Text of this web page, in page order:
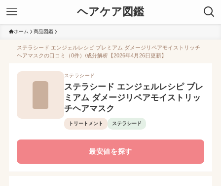
ヘアケア図鑑
ホーム 商品図鑑
ステラシード エンジェルレシピ プレミアム ダメージリペアモイストリッチ
ヘアマスクの口コミ（0件）/成分解析【2026年4月26日更新】
ステラシード
ステラシード エンジェルレシピ プレ
ミアム ダメージリペアモイストリッ
チヘアマスク
トリートメント ステラシード
最安値を探す